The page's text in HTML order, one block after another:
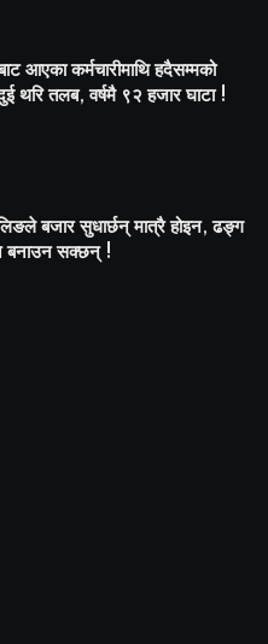
आएका कर्मचारीमाथि हदैसम्मको
थरि तलब, वर्षमै ९२ हजार घाटा !
बजार सुधार्छन् मात्रै होइन, ढङ्ग
बनाउन सक्छन् !